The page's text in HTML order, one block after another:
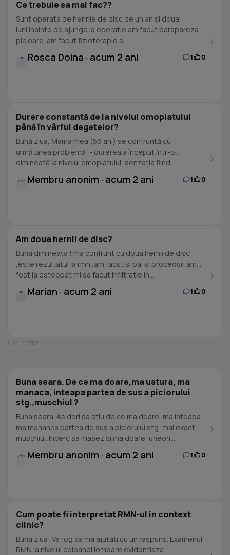
Ce trebuie sa mai fac??
Sunt operata de herinie de disc de un an si doua
luni.Inainte de ajunge la operatie am facut parapareza la
picioare..am facut fizioterapie si...
R Rosca Doina · acum 2 ani 1 0
Durere constantă de la nivelul omoplatului
până în vârful degetelor?
Bună ziua, Mama mea (56 ani) se confruntă cu
următarea problemă: - durerea a început într-o
dimineată la nivelul omoplatului, senzația fiind...
Membru anonim · acum 2 ani 1 0
Am doua hernii de disc?
Buna dimineața ! ma confrunt cu doua hernii de disc
,este rezultatul la rmn.,am facut si bai si proceduri am
fost la osteopat mi sa facut infiltratie in...
M Marian · acum 2 ani 1 0
Buna seara. De ce ma doare,ma ustura, ma
manaca, inteapa partea de sus a piciorului
stg.,muschiul ?
Buna seara. As dori sa stiu de ce ma doare, ma inteapa ,
ma mananca partea de sus a piciorului stg.,mai exact
muschiul. Incerc sa masez si ma doare, uneori...
Membru anonim · acum 2 ani 1 0
Cum poate fi interpretat RMN-ul in context
clinic?
Buna ziua! Va rog sa ma ajutati cu un raspuns. Examenul
RMN la nivelul coloanei lombare evidentiaza